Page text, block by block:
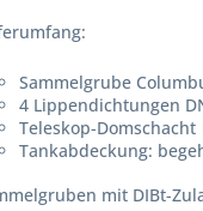
Sammelgrube
4 Lippendichtungen
Teleskop-Domschacht
Tankabdeckung:
mit DIBt-